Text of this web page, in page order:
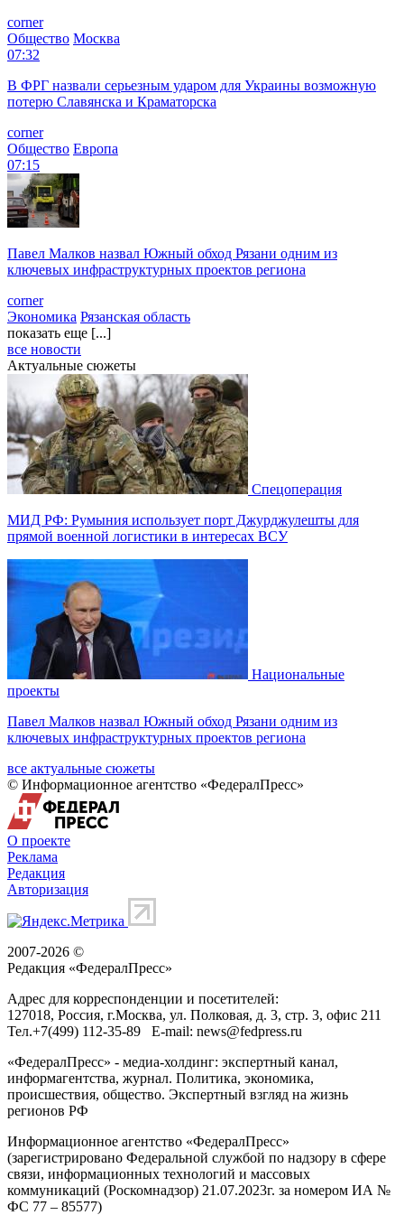
corner
Общество Москва
07:32
В ФРГ назвали серьезным ударом для Украины возможную
потерю Славянска и Краматорска
corner
Общество Европа
07:15
Павел Малков назвал Южный обход Рязани одним из
ключевых инфраструктурных проектов региона
corner
Экономика Рязанская область
показать еще [...]
все новости
Актуальные сюжеты
Спецоперация
МИД РФ: Румыния использует порт Джурджулешты для
прямой военной логистики в интересах ВСУ
Национальные
проекты
Павел Малков назвал Южный обход Рязани одним из
ключевых инфраструктурных проектов региона
все актуальные сюжеты
© Информационное агентство «ФедералПресс»
О проекте
Реклама
Редакция
Авторизация
2007-2026 ©
Редакция «ФедералПресс»
Адрес для корреспонденции и посетителей:
127018, Россия, г.Москва, ул. Полковая, д. 3, стр. 3, офис 211
Тел.+7(499) 112-35-89 E-mail: news@fedpress.ru
«ФедералПресс» - медиа-холдинг: экспертный канал,
информагентства, журнал. Политика, экономика,
происшествия, общество. Экспертный взгляд на жизнь
регионов РФ
Информационное агентство «ФедералПресс»
(зарегистрировано Федеральной службой по надзору в сфере
связи, информационных технологий и массовых
коммуникаций (Роскомнадзор) 21.07.2023г. за номером ИА №
ФС 77 – 85577)